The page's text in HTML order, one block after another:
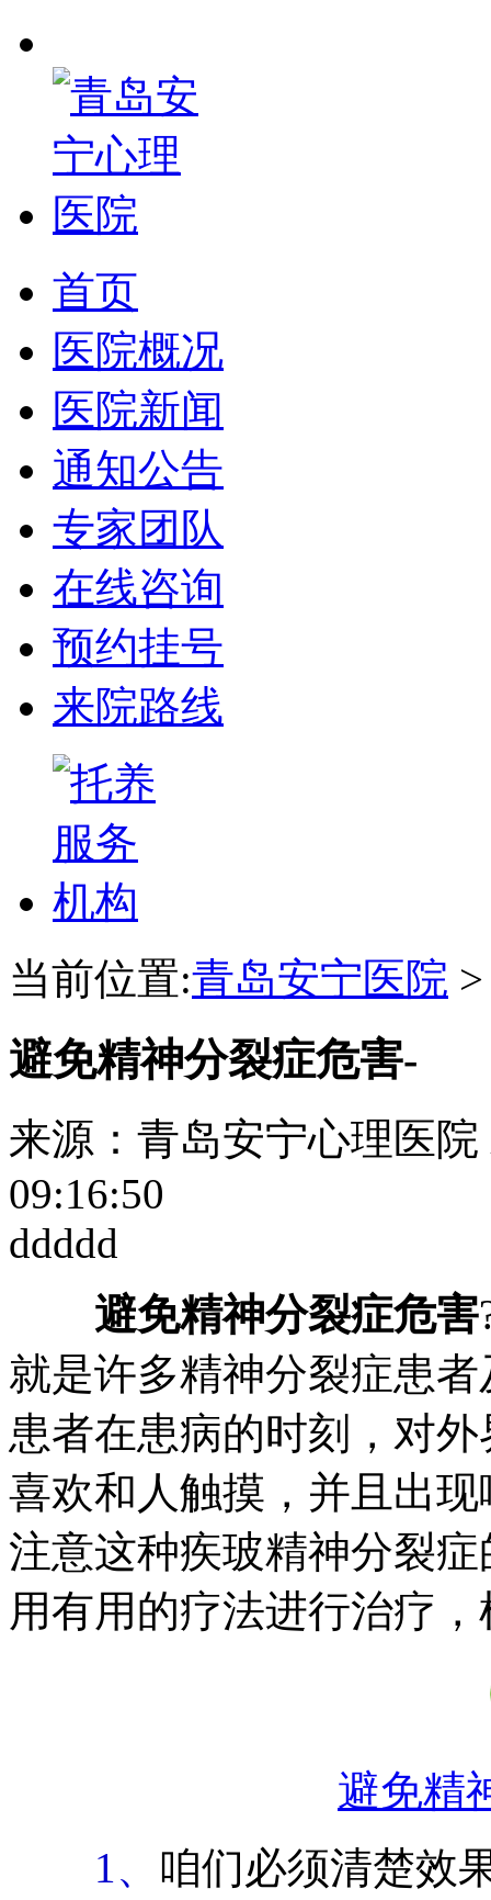
首页
医院概况
医院新闻
通知公告
专家团队
在线咨询
预约挂号
来院路线
当前位置:青岛安宁医院
避免精神分裂症危害-
来源：青岛安宁心理医院
09:16:50
ddddd
避免精神分裂症危害
就是许多精神分裂症患
患者在患病的时刻，对
喜欢和人触摸，并且出
注意这种疾玻精神分裂
用有用的疗法进行治疗
避免精
1、 咱们必须清楚效